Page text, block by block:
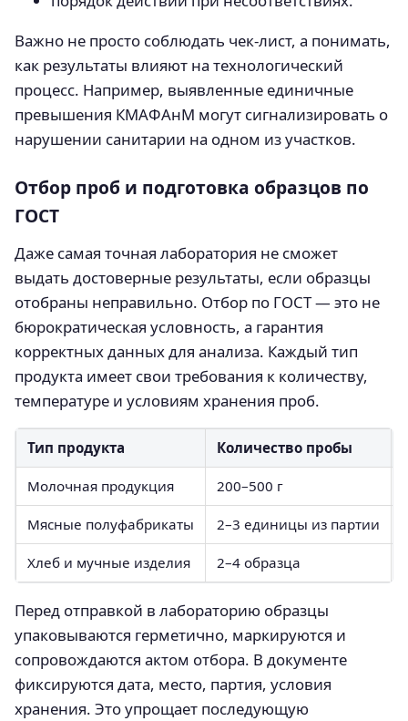
Важно не просто соблюдать чек-лист, а понимать,
как результаты влияют на технологический
процесс. Например, выявленные единичные
превышения КМАФАнМ могут сигнализировать о
нарушении санитарии на одном из участков.
Отбор проб и подготовка образцов по
ГОСТ
Даже самая точная лаборатория не сможет
выдать достоверные результаты, если образцы
отобраны неправильно. Отбор по ГОСТ — это не
бюрократическая условность, а гарантия
корректных данных для анализа. Каждый тип
продукта имеет свои требования к количеству,
температуре и условиям хранения проб.
Тип продукта Количество пробы
Молочная продукция 200–500 г
Мясные полуфабрикаты 2–3 единицы из партии
Хлеб и мучные изделия 2–4 образца
Перед отправкой в лабораторию образцы
упаковываются герметично, маркируются и
сопровождаются актом отбора. В документе
фиксируются дата, место, партия, условия
хранения. Это упрощает последующую